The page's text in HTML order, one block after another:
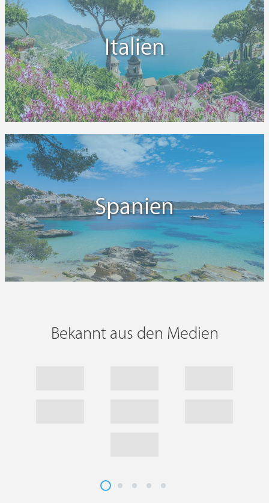
Italien
Spanien
Bekannt aus den Medien